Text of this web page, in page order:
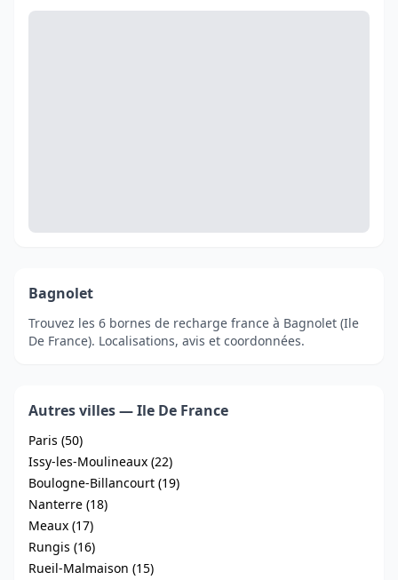
Bagnolet
Trouvez les 6 bornes de recharge france à Bagnolet (Ile
De France). Localisations, avis et coordonnées.
Autres villes — Ile De France
Paris (50)
Issy-les-Moulineaux (22)
Boulogne-Billancourt (19)
Nanterre (18)
Meaux (17)
Rungis (16)
Rueil-Malmaison (15)